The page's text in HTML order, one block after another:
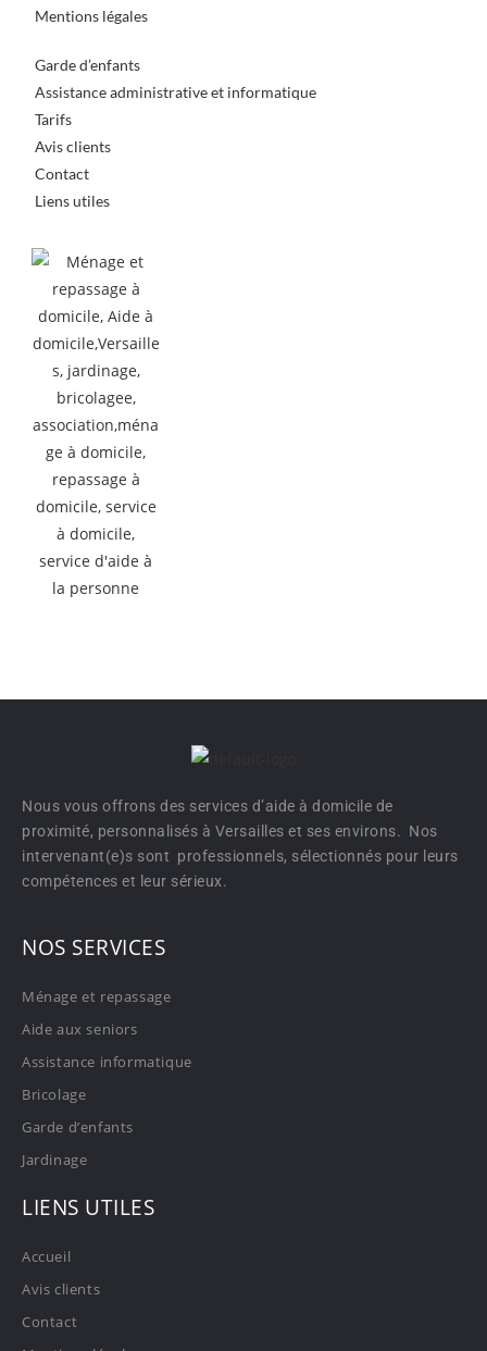
Mentions légales
Garde d’enfants
Assistance administrative et informatique
Tarifs
Avis clients
Contact
Liens utiles
Nous vous offrons des services d’aide à domicile de
proximité, personnalisés à Versailles et ses environs. Nos
intervenant(e)s sont professionnels, sélectionnés pour leurs
compétences et leur sérieux.
NOS SERVICES
Ménage et repassage
Aide aux seniors
Assistance informatique
Bricolage
Garde d’enfants
Jardinage
LIENS UTILES
Accueil
Avis clients
Contact